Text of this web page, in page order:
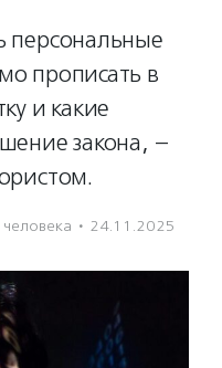
персональные
прописать в
и какие
закона, –
· 24.11.2025